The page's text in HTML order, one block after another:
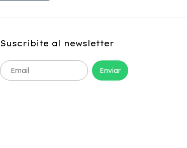
Suscribite al newsletter